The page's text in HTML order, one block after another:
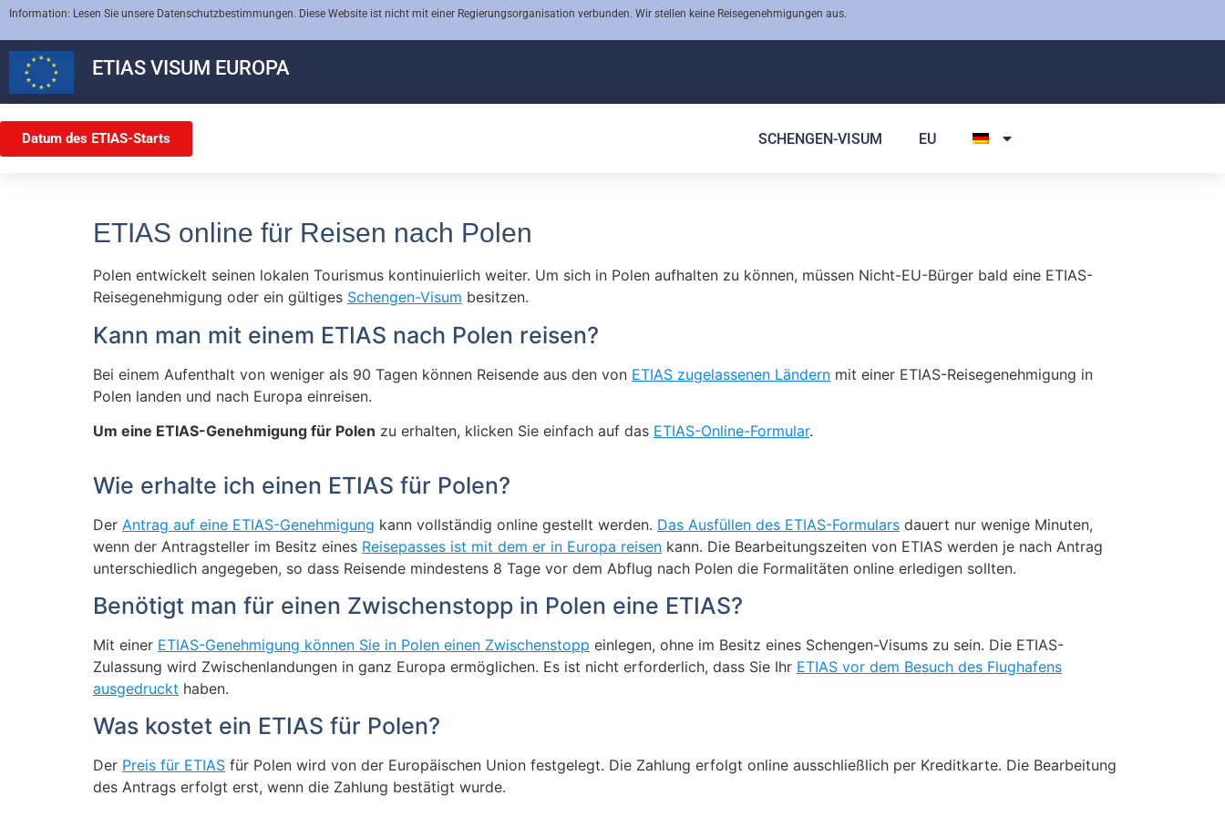
Information: Lesen Sie unsere Datenschutzbestimmungen. Diese Website ist nicht mit einer Regierungsorganisation verbunden. Wir stellen keine Reisegenehmigungen aus.
ETIAS VISUM EUROPA
Datum des ETIAS-Starts SCHENGEN-VISUM EU
ETIAS online für Reisen nach Polen
Polen entwickelt seinen lokalen Tourismus kontinuierlich weiter. Um sich in Polen aufhalten zu können, müssen Nicht-EU-Bürger bald eine ETIAS-
Reisegenehmigung oder ein gültiges Schengen-Visum besitzen.
Kann man mit einem ETIAS nach Polen reisen?
Bei einem Aufenthalt von weniger als 90 Tagen können Reisende aus den von ETIAS zugelassenen Ländern mit einer ETIAS-Reisegenehmigung in
Polen landen und nach Europa einreisen.
Um eine ETIAS-Genehmigung für Polen zu erhalten, klicken Sie einfach auf das ETIAS-Online-Formular.
Wie erhalte ich einen ETIAS für Polen?
Der Antrag auf eine ETIAS-Genehmigung kann vollständig online gestellt werden. Das Ausfüllen des ETIAS-Formulars dauert nur wenige Minuten,
wenn der Antragsteller im Besitz eines Reisepasses ist mit dem er in Europa reisen kann. Die Bearbeitungszeiten von ETIAS werden je nach Antrag
unterschiedlich angegeben, so dass Reisende mindestens 8 Tage vor dem Abflug nach Polen die Formalitäten online erledigen sollten.
Benötigt man für einen Zwischenstopp in Polen eine ETIAS?
Mit einer ETIAS-Genehmigung können Sie in Polen einen Zwischenstopp einlegen, ohne im Besitz eines Schengen-Visums zu sein. Die ETIAS-
Zulassung wird Zwischenlandungen in ganz Europa ermöglichen. Es ist nicht erforderlich, dass Sie Ihr ETIAS vor dem Besuch des Flughafens
ausgedruckt haben.
Was kostet ein ETIAS für Polen?
Der Preis für ETIAS für Polen wird von der Europäischen Union festgelegt. Die Zahlung erfolgt online ausschließlich per Kreditkarte. Die Bearbeitung
des Antrags erfolgt erst, wenn die Zahlung bestätigt wurde.